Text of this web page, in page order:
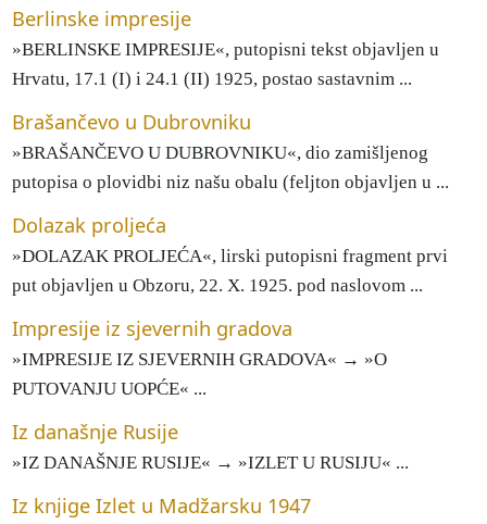
Berlinske impresije
»BERLINSKE IMPRESIJE«, putopisni tekst objavljen u
Hrvatu, 17.1 (I) i 24.1 (II) 1925, postao sastavnim ...
Brašančevo u Dubrovniku
»BRAŠANČEVO U DUBROVNIKU«, dio zamišljenog
putopisa o plovidbi niz našu obalu (feljton objavljen u ...
Dolazak proljeća
»DOLAZAK PROLJEĆA«, lirski putopisni fragment prvi
put objavljen u Obzoru, 22. X. 1925. pod naslovom ...
Impresije iz sjevernih gradova
»IMPRESIJE IZ SJEVERNIH GRADOVA« → »O
PUTOVANJU UOPĆE« ...
Iz današnje Rusije
»IZ DANAŠNJE RUSIJE« → »IZLET U RUSIJU« ...
Iz knjige Izlet u Madžarsku 1947